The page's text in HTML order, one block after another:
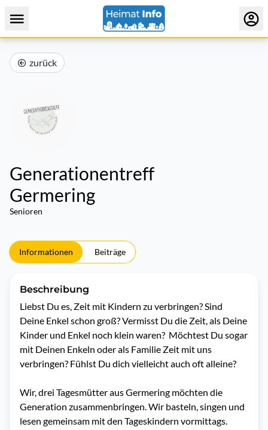
zurück
Generationentreff
Germering
Senioren
Informationen Beiträge
Beschreibung
Liebst Du es, Zeit mit Kindern zu verbringen? Sind
Deine Enkel schon groß? Vermisst Du die Zeit, als Deine
Kinder und Enkel noch klein waren?  Möchtest Du sogar
mit Deinen Enkeln oder als Familie Zeit mit uns
verbringen? Fühlst Du dich vielleicht auch oft alleine?
Wir, drei Tagesmütter aus Germering möchten die
Generation zusammenbringen. Wir basteln, singen und
lesen gemeinsam mit den Tageskindern vormittags.